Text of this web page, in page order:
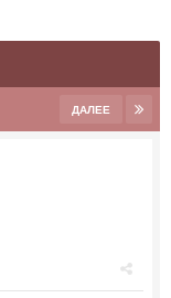
ДАЛЕЕ